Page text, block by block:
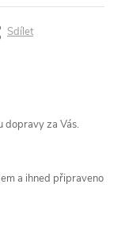
Sdílet
dopravy za Vás.
a ihned připraveno